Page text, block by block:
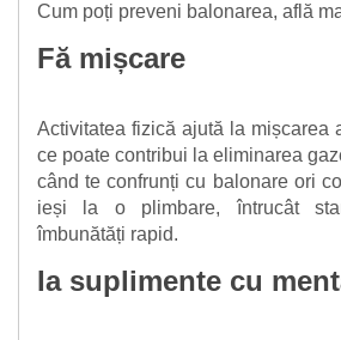
Cum poți preveni balonarea, află
Fă mișcare
Activitatea fizică ajută la mișcarea
ce poate contribui la eliminarea
când te confrunți cu balonare ori
ieși la o plimbare, întrucât
îmbunătăți rapid.
Ia suplimente cu